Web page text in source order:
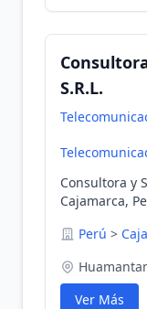
S.R.L.
Consultora y
Cajamarca,
Perú >
Ver Más